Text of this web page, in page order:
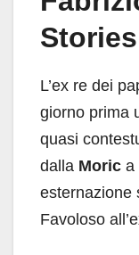
L’ex re dei
giorno prima
quasi
dalla Moric a
esternazione
Favoloso